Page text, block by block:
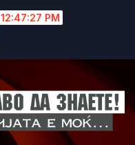
12:47:30 PM